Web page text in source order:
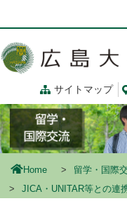
コ
ン
ツ
に
移
動
サイトマップ
Home 留学・国際
JICA・UNITAR等との連